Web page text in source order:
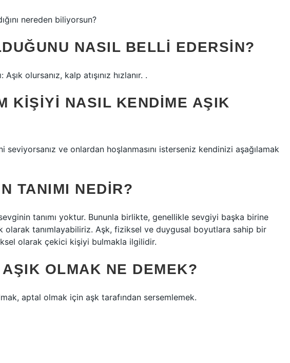
nereden biliyorsun?
NASIL BELLI EDERSIN?
olursanız, kalp atışınız hızlanır. .
KIŞIYI NASIL KENDIME AŞIK
seviyorsanız ve onlardan hoşlanmasını isterseniz kendinizi aşağılamak
TANIMI NEDIR?
tanımı yoktur. Bununla birlikte, genellikle sevgiyi başka birine
olarak tanımlayabiliriz. Aşk, fiziksel ve duygusal boyutlara sahip bir
olarak çekici kişiyi bulmakla ilgilidir.
OLMAK NE DEMEK?
aptal olmak için aşk tarafından sersemlemek.